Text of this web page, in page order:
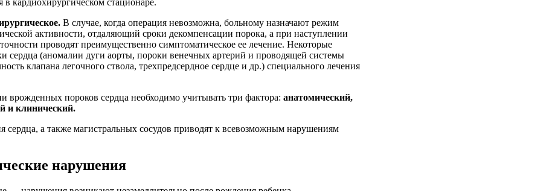
В случае, когда операция невозможна, больному назначают режим
активности, отдаляющий сроки декомпенсации порока, а при наступлении
проводят преимущественно симптоматическое ее лечение. Некоторые
сердца (аномалии дуги аорты, пороки венечных артерий и проводящей системы
клапана легочного ствола, трехпредсердное сердце и др.) специального лечения
врожденных пороков сердца необходимо учитывать три фактора: анатомический,
и клинический.
сердца, а также магистральных сосудов приводят к всевозможным нарушениям
нарушения